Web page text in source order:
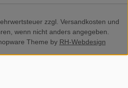
zzgl. Versandkosten und
wenn nicht anders angegeben.
Theme by RH-Webdesign